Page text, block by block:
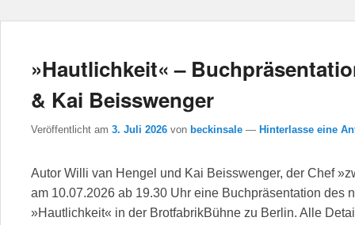
»Hautlichkeit« –
& Kai Beisswenger
Veröffentlicht am 3. Juli 2026 von beckinsale — Hinterlasse eine
Autor Willi van Hengel und Kai Beisswenger, der Chef
am 10.07.2026 ab 19.30 Uhr eine Buchpräsentation des
»Hautlichkeit« in der BrotfabrikBühne zu Berlin. Alle